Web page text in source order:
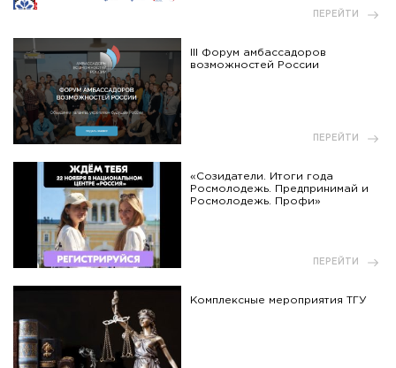
ПЕРЕЙТИ
III Форум амбассадоров
возможностей России
ПЕРЕЙТИ
«Созидатели. Итоги года
Росмолодежь. Предпринимай и
Росмолодежь. Профи»
ПЕРЕЙТИ
Комплексные мероприятия ТГУ